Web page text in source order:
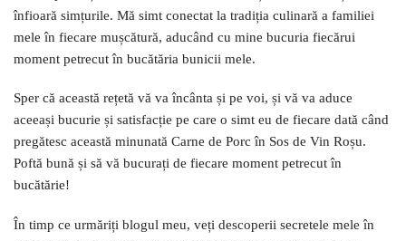
înfioară simțurile. Mă simt conectat la tradiția culinară a familiei
mele în fiecare mușcătură, aducând cu mine bucuria fiecărui
moment petrecut în bucătăria bunicii mele.
Sper că această rețetă vă va încânta și pe voi, și vă va aduce
aceeași bucurie și satisfacție pe care o simt eu de fiecare dată când
pregătesc această minunată Carne de Porc în Sos de Vin Roșu.
Poftă bună și să vă bucurați de fiecare moment petrecut în
bucătărie!
În timp ce urmăriți blogul meu, veți descoperii secretele mele în